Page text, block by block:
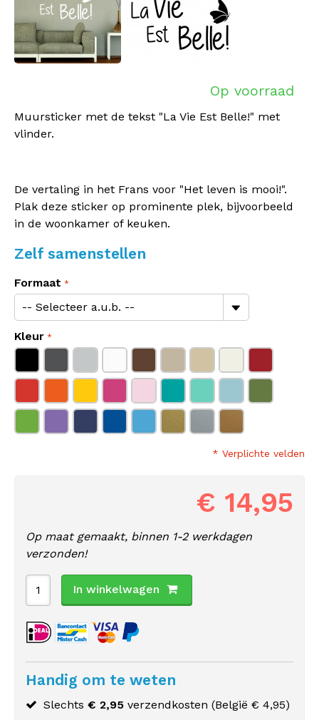
Op voorraad
Muursticker met de tekst "La Vie Est Belle!" met
vlinder.
De vertaling in het Frans voor "Het leven is mooi!".
Plak deze sticker op prominente plek, bijvoorbeeld
in de woonkamer of keuken.
Zelf samenstellen
Formaat
Kleur
* Verplichte velden
€ 14,95
Op maat gemaakt, binnen 1-2 werkdagen
verzonden!
In winkelwagen
Handig om te weten
Slechts € 2,95 verzendkosten (België € 4,95)